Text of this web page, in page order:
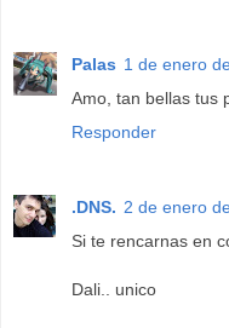
Palas 1 de enero
Amo, tan bellas tus
Responder
.DNS. 2 de enero
Si te rencarnas en
Dali.. unico